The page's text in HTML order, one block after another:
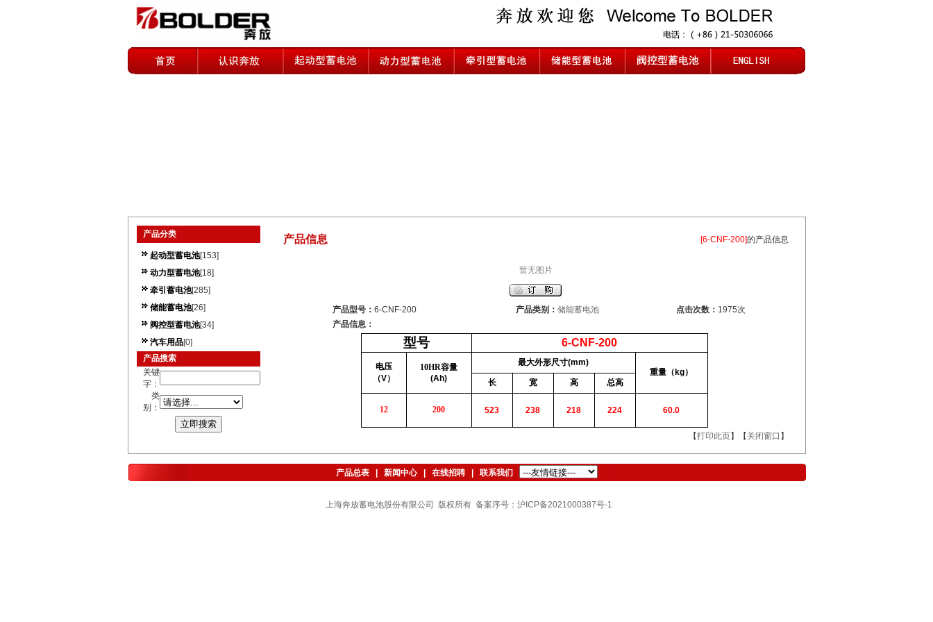
产品分类
起动型蓄电池[153]
动力型蓄电池[18]
牵引蓄电池[285]
储能蓄电池[26]
阀控型蓄电池[34]
汽车用品[0]
产品搜索
关键
字：
类
别：
产品信息 [6-CNF-200]的产品信息
暂无图片
产品型号： 6-CNF-200 产品类别： 储能蓄电池 点击次数： 1975次
产品信息：
型号 6-CNF-200
电压
（V）
10HR容量
(Ah)
最大外形尺寸(mm)
重量（ kg）
长
宽 高 总高
12 200 523 238 218 224 60.0
【打印此页】【 关闭窗口 】
产品总表| 新闻中心| 在线招聘| 联系我们
上海奔放蓄电池股份有限公司 版权所有 备案序号：沪ICP备2021000387号-1